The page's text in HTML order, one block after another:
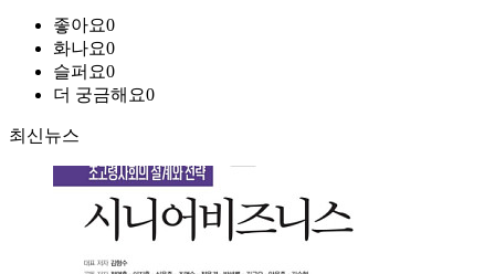
좋아요0
화나요0
슬퍼요0
더 궁금해요0
최신뉴스